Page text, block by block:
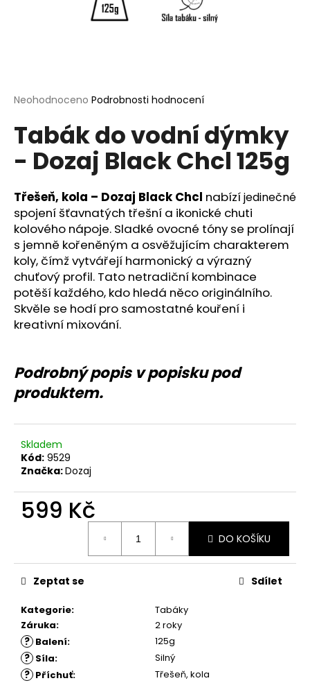
Průměrné
produktu
z
hvězdiček.
Neohodnoceno Podrobnosti hodnocení
Tabák do vodní dýmky
- Dozaj Black Chcl 125g
Třešeň, kola – Dozaj Black Chcl nabízíjedinečné
spojení šťavnatých třešní a ikonické chuti
kolového nápoje. Sladké ovocné tóny se prolínají
s jemně kořeněným a osvěžujícím charakterem
koly, čímž vytvářejí harmonický a výrazný
chuťový profil. Tato netradiční kombinace
potěší každého, kdo hledá něco originálního.
Skvěle se hodí pro samostatné kouření i
kreativní mixování.
Podrobný popis v popisku pod
produktem.
Skladem
Kód: 9529
Značka:Dozaj
599 Kč
DO KOŠÍKU
Kategorie:
Tabáky
Záruka: 2 roky
? Balení: 125g
? Síla: Silný
? Příchuť: Třešeň, kola
Zeptat se Sdílet
HLEDAT
D
o
p
o
r
u
č
u
m
e